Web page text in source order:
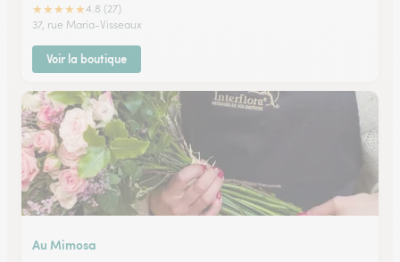
★★★★★4.8 (27)
37, rue Maria-Visseaux
Voir la boutique
Au Mimosa